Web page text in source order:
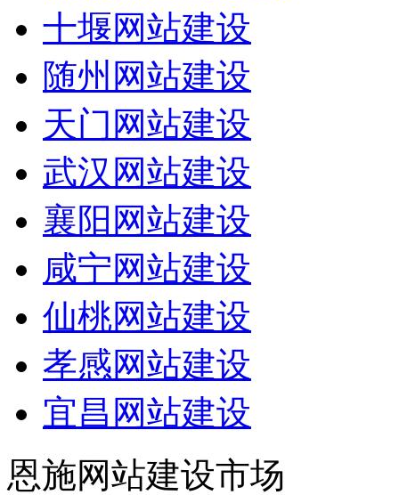
十堰网站建设
随州网站建设
天门网站建设
武汉网站建设
襄阳网站建设
咸宁网站建设
仙桃网站建设
孝感网站建设
宜昌网站建设
恩施网站建设市场